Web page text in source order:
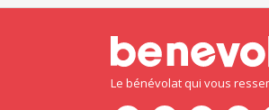
Le bénévolat qui vous